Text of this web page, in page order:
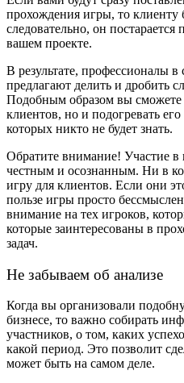
прохождения игры, то клиенту
следовательно, он
вашем проекте.
В результате, профессионалы
предлагают делить и дробить
Подобным образом вы сможете
клиентов, но и подогревать
которых никто не будет знать.
Обратите внимание! Участие
честным и осознанным. Ни в
игру для клиентов. Если они
пользе игры просто
внимание на тех игроков,
которые заинтересованы в
задач.
Не забываем об анализе
Когда вы организовали
бизнесе, то важно собирать
участников, о том, каких
какой период. Это позволит
может быть на самом деле.